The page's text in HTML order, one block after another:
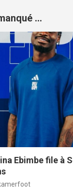
...
Ebimbe file à